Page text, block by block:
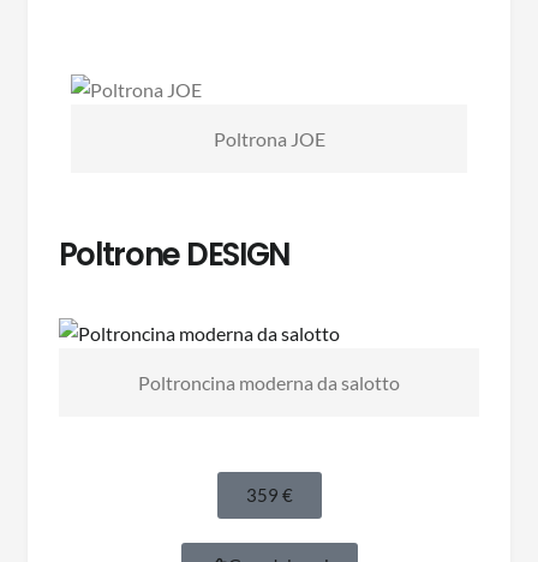
Poltrona JOE
Poltrone DESIGN
Poltroncina moderna da salotto
359 €